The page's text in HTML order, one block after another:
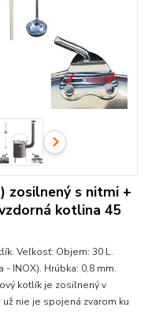
zosilnený s nitmi +
kotlina 45
Veľkosť: Objem: 30 L.
INOX). Hrúbka: 0,8 mm.
kotlík je zosilnený v
nie je spojená zvarom ku